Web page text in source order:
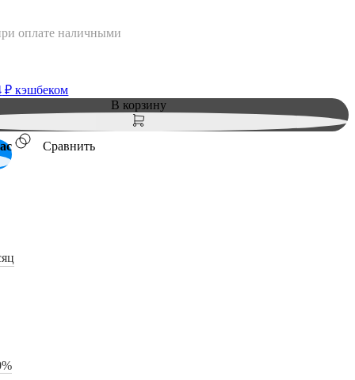
оплате наличными
₽ кэшбеком
В корзину
Сравнить